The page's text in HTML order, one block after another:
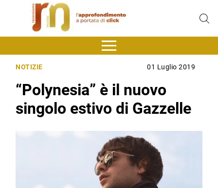
NOTIZIE 01 Luglio 2019
“Polynesia” è il nuovo
singolo estivo di Gazzelle